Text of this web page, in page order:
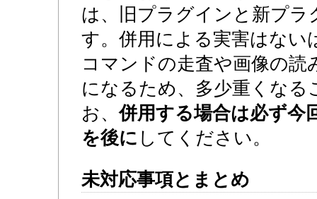
は、旧プラグインと新プラ
す。併用による実害はない
コマンドの走査や画像の読
になるため、多少重くなる
お、併用する場合は必ず今
を後に してください。
未対応事項とまとめ